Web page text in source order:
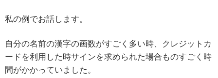
私の例でお話します。
自分の名前の漢字の画数がすごく多い時、クレジットカ
ードを利用した時サインを求められた場合ものすごく時
間がかかっていました。